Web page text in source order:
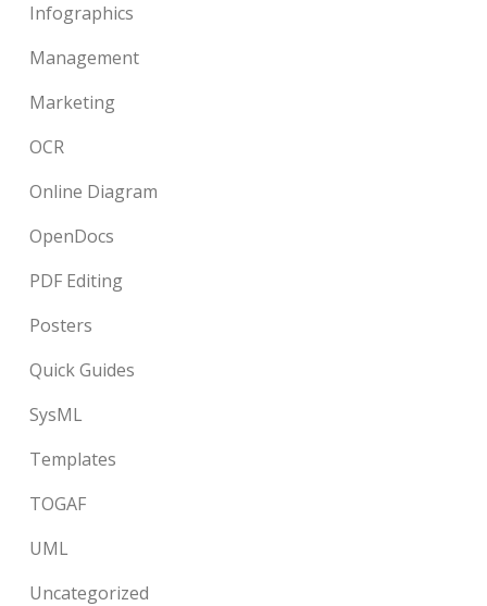
Infographics
Management
Marketing
OCR
Online Diagram
OpenDocs
PDF Editing
Posters
Quick Guides
SysML
Templates
TOGAF
UML
Uncategorized